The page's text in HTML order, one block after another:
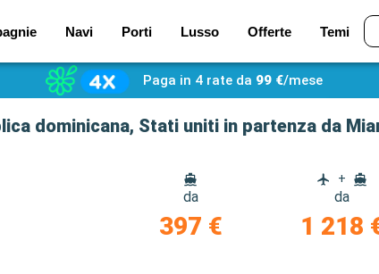
Navi Porti Lusso Offerte Temi
Paga in 4 rate da 99 €/mese
dominicana, Stati uniti in partenza da
da
397 €
+
da
1 218